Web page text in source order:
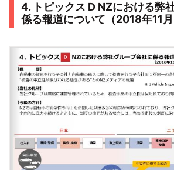
4. トピックス D NZにおける弊
係る報道について（2018年11月